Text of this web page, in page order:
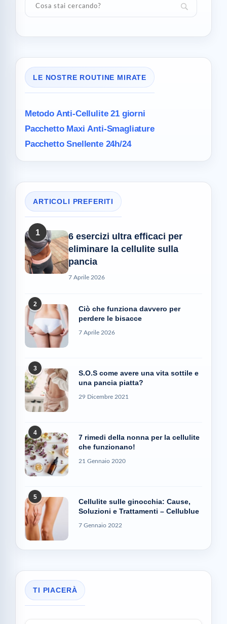
LE NOSTRE ROUTINE MIRATE
Metodo Anti-Cellulite21 giorni
Pacchetto Maxi Anti-Smagliature
Pacchetto Snellente 24h/24
ARTICOLI PREFERITI
1
6 esercizi ultra efficaci per
eliminare la cellulite sulla
pancia
7 Aprile 2026
2
Ciò che funziona davvero per
perdere le bisacce
7 Aprile 2026
3
S.O.S come avere una vita sottile e
una pancia piatta?
29 Dicembre 2021
4
7 rimedi della nonna per la cellulite
che funzionano!
21 Gennaio 2020
5
Cellulite sulle ginocchia: Cause,
Soluzioni e Trattamenti – Cellublue
7 Gennaio 2022
TI PIACERÀ